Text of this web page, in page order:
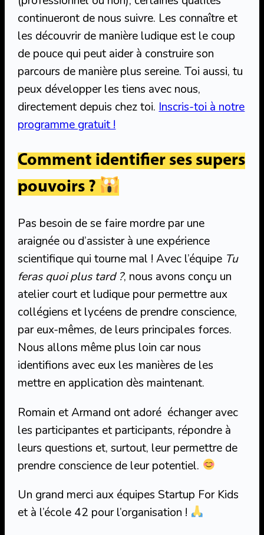
continueront de nous suivre. Les connaître et
les découvrir de manière ludique est le coup
de pouce qui peut aider à construire son
parcours de manière plus sereine. Toi aussi, tu
peux développer les tiens avec nous,
directement depuis chez toi. Inscris-toi à notre
programme gratuit !
Comment identifier ses supers
pouvoirs ?
Pas besoin de se faire mordre par une
araignée ou d’assister à une expérience
scientifique qui tourne mal ! Avec l’équipe Tu
feras quoi plus tard ?, nous avons conçu un
atelier court et ludique pour permettre aux
collégiens et lycéens de prendre conscience,
par eux-mêmes, de leurs principales forces.
Nous allons même plus loin car nous
identifions avec eux les manières de les
mettre en application dès maintenant.
Romain et Armand ont adoré échanger avec
les participantes et participants, répondre à
leurs questions et, surtout, leur permettre de
prendre conscience de leur potentiel.
Un grand merci aux équipes Startup For Kids
et à l’école 42 pour l’organisation !